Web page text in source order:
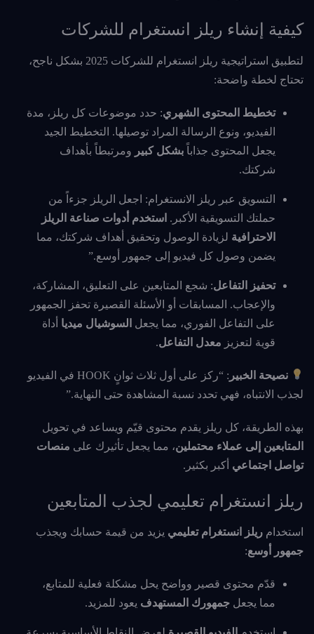
كيفية إنشاء ريلز انستغرام للشركات
لتطبيق استراتيجية ريلز انستغرام للشركات 2025 بشكل ناجح،
تحتاج لخطة واضحة:
تخطيط المحتوى الشهري: حدد موضوعات كل ريلز، مدة
الفيديو، ونوع الرسالة المراد توصيلها. التخطيط الجيد
يجعل المحتوى جذاباً بشكل كبير ومرتبطاً بأهداف
شركتك.
التسويق عبر ريلز الانستغرام: اجعل الريلز جزءاً من
حملتك التسويقية الأكبر. استخدم أدوات صناعة الريلز
الاحترافية لزيادة الوصول وتحقيق أهداف شركتك، مما
يضمن وصول كل فيديو إلى جمهور أوسع.”
تحفيز التفاعل: شجع المتابعين على التعليق، المشاركة،
والإعجاب. المسابقات أو الأسئلة القصيرة تحفز الجمهور
على التفاعل الفوري، مما يجعل السوشيال ميديا أداة
قوية لتعزيز معدل التفاعل.
نصيحة الخبير
: “ركز على أول ثلاث ثوانٍ HOOK في الفيديو
لجذب الانتباه، فهي تحدد نسبة المشاهدة حتى النهاية.”
بهذه الطريقة، كل ريلز يقدم محتوى قيّم ويساعد في تحويل
المتابعين إلى عملاء محتملين، مما يجعل تأثيرك على منصات
تواصل اجتماعي أكبر بكثير.
ريلز انستغرام تعليمي لجذب المتابعين
استخدام ريلز انستغرام تعليمي يزيد من قيمة حسابك ويجذب
جمهور أوسع:
قدّم محتوى قصير وواضح يحل مشكلة فعلية للمتابع،
مما يجعل جمهورك المستهدف يعود للمزيد.